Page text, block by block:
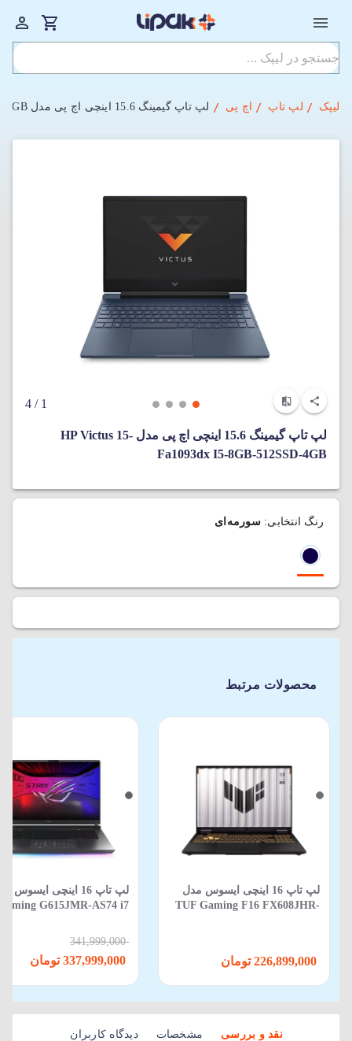
لیپک لپ تاپ اچ پی لپ تاپ گیمینگ 15.6 اینچی اچ پی مدل HP Victus 15-Fa1093dx I5-8GB-512SSD-4GB
1
/ 4
لپ تاپ گیمینگ 15.6 اینچی اچ پی مدل HP Victus 15-
Fa1093dx I5-8GB-512SSD-4GB
رنگ انتخابی:سورمه‌ای
محصولات مرتبط
لپ تاپ 16 اینچی ایسوس مدل
TUF Gaming F16 FX608JHR-
لپ‌ تاپ 16 اینچی ایسوس
G615JMR-AS74 i7
RTX5060-WIN 11
341,999,000
نقد و بررسی مشخصات دیدگاه کاربران